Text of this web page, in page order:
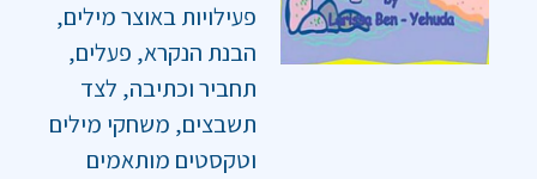
פעילויות באוצר מילים,
הבנת הנקרא, פעלים,
תחביר וכתיבה, לצד
תשבצים, משחקי מילים
וטקסטים מותאמים